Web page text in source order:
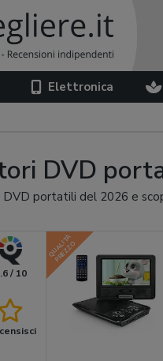
Elettronica
DVD
portatili del 2026 e
/ 10
QUALITÀ
PREZZO